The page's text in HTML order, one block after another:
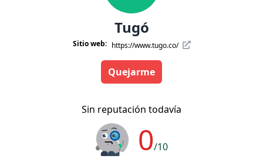
Tugó
Sitio web: https://www.tugo.co/
Quejarme
Sin reputación todavía
0/10